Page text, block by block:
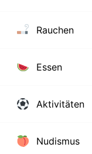
Rauchen
Essen
Aktivitäten
Nudismus